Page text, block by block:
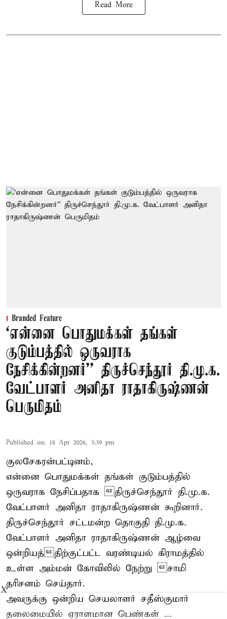
Read More
Branded Feature
‘என்னை பொதுமக்கள் தங்கள்
குடும்பத்தில் ஒருவராக
நேசிக்கின்றனர்’’ திருச்செந்தூர் தி.மு.க.
வேட்பாளர் அனிதா ராதாகிருஷ்ணன்
பெருமிதம்
Published on: 18 Apr 2026, 3:39 pm
குலசேகரன்பட்டினம்,
என்னை பொதுமக்கள் தங்கள் குடும்பத்தில்
ஒருவராக நேசிப்பதாக திருச்செந்தூர் தி.மு.க.
வேட்பாளர் அனிதா ராதாகிருஷ்ணன் கூறினார்.
திருச்செந்தூர் சட்டமன்ற தொகுதி தி.மு.க.
வேட்பாளர் அனிதா ராதாகிருஷ்ணன் ஆழ்வை
ஒன்றியத்திற்குட்பட்ட வரண்டியல் கிராமத்தில்
உள்ள அம்மன் கோவிலில் நேற்று சாமி
தரிசனம் செய்தார்.
அவருக்கு ஒன்றிய செயலாளர் சதீஸ்குமார்
தலைமையில் ஏராளமான பெண்கள் ...
X